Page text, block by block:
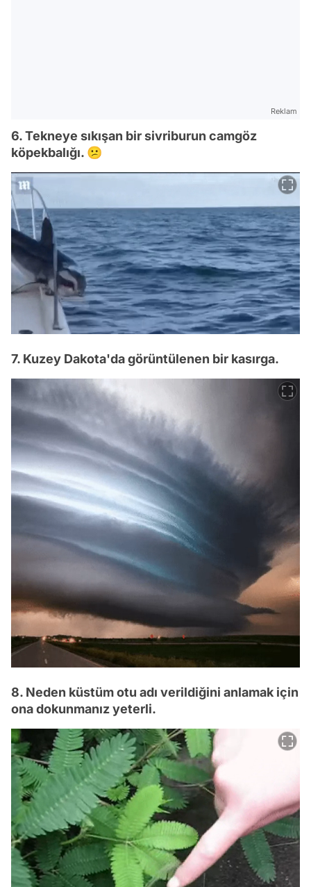
Reklam
6. Tekneye sıkışan bir sivriburun camgöz
köpekbalığı. 😕
7. Kuzey Dakota'da görüntülenen bir kasırga.
8. Neden küstüm otu adı verildiğini anlamak için
ona dokunmanız yeterli.